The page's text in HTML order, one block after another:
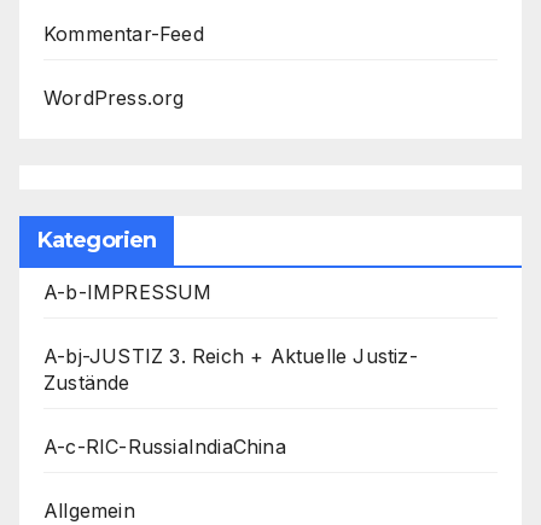
Kommentar-Feed
WordPress.org
Kategorien
A-b-IMPRESSUM
A-bj-JUSTIZ 3. Reich + Aktuelle Justiz-
Zustände
A-c-RIC-RussiaIndiaChina
Allgemein